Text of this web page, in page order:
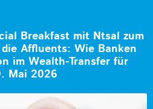
Breakfast mit Ntsal zum
Affluents: Wie Banken
im Wealth-Transfer für
Mai 2026